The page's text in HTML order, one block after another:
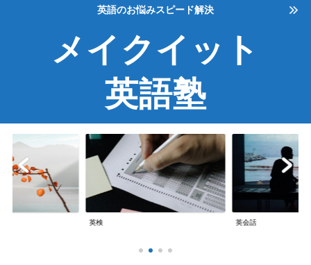
英語のお悩みスピード解決
メイクイット
英語塾
英検 英会話